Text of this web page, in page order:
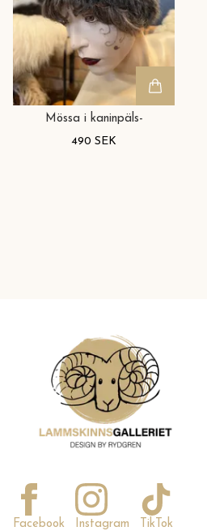
Mössa i kaninpäls-
490 SEK
Facebook Instagram TikTok